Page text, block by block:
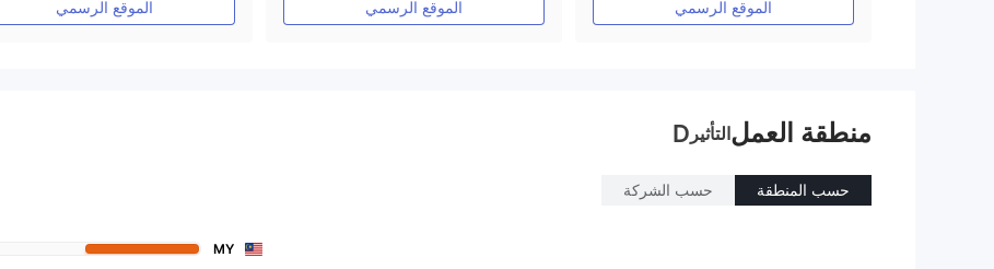
الموقع الرسمي الموقع الرسمي الموقع الرسمي
منطقة العملالتأثير D
حسب المنطقة حسب الشركة
MY